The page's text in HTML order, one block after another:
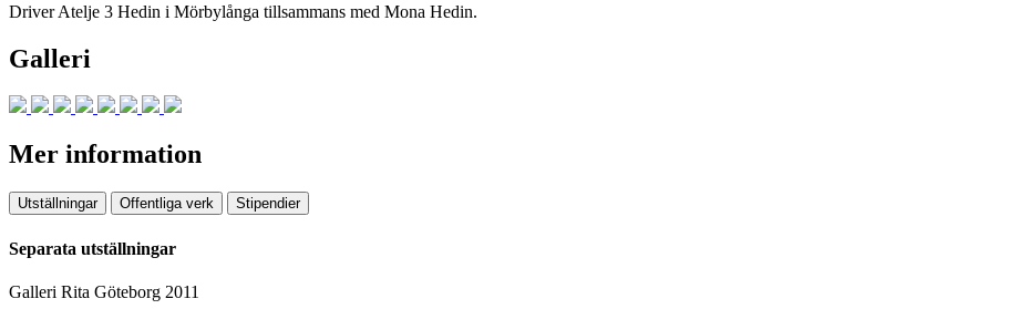
Driver Atelje 3 Hedin i Mörbylånga tillsammans med Mona Hedin.
Galleri
Mer information
Utställningar Offentliga verk Stipendier
Separata utställningar
Galleri Rita Göteborg 2011